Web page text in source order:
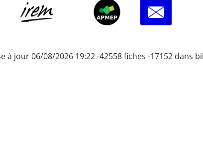
à jour 06/08/2026 19:22 -42558 fiches -17152 dans